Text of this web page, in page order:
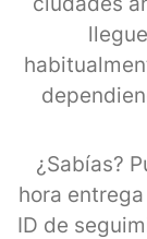
¿Sabías?
hora
ID de